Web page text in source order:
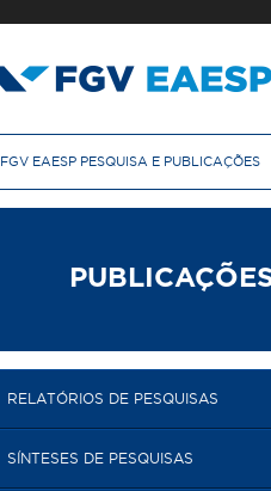
FGV EAESP PESQUISA E PUBLICAÇÕES
RELATÓRIOS DE PESQUISAS
SÍNTESES DE PESQUISAS